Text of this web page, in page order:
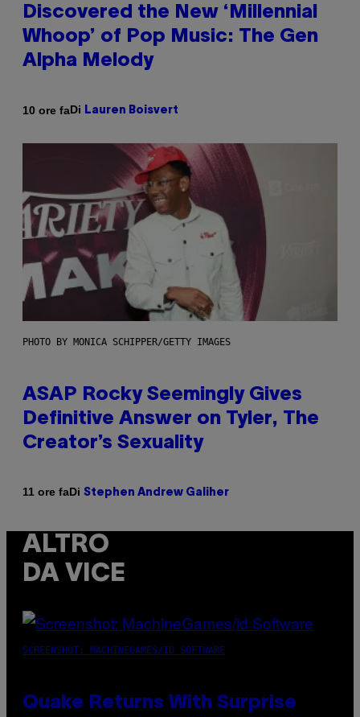
Discovered the New ‘Millennial
Whoop’ of Pop Music: The Gen
Alpha Melody
10 ore faDi Lauren Boisvert
PHOTO BY MONICA SCHIPPER/GETTY IMAGES
ASAP Rocky Seemingly Gives
Definitive Answer on Tyler, The
Creator’s Sexuality
11 ore faDi Stephen Andrew Galiher
ALTRO
DA VICE
SCREENSHOT: MACHINEGAMES/ID SOFTWARE
Quake Returns With Surprise